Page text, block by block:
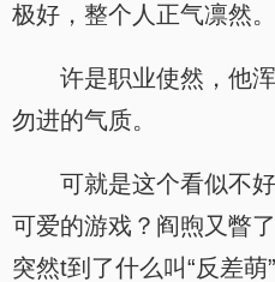
极好，整个人正气凛然。
许是职业使然，他
勿进的气质。
可就是这个看似不
可爱的游戏？阎煦又瞥
突然t到了什么叫“反差萌”